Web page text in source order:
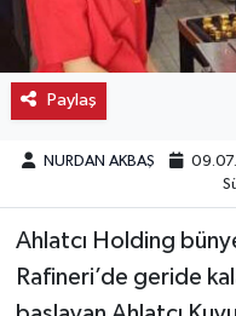
Paylaş
NURDAN AKBAŞ
Ahlatcı Holding
Rafineri’de geride
Ortaköy
Osmancık
Sungurlu
Sağlık